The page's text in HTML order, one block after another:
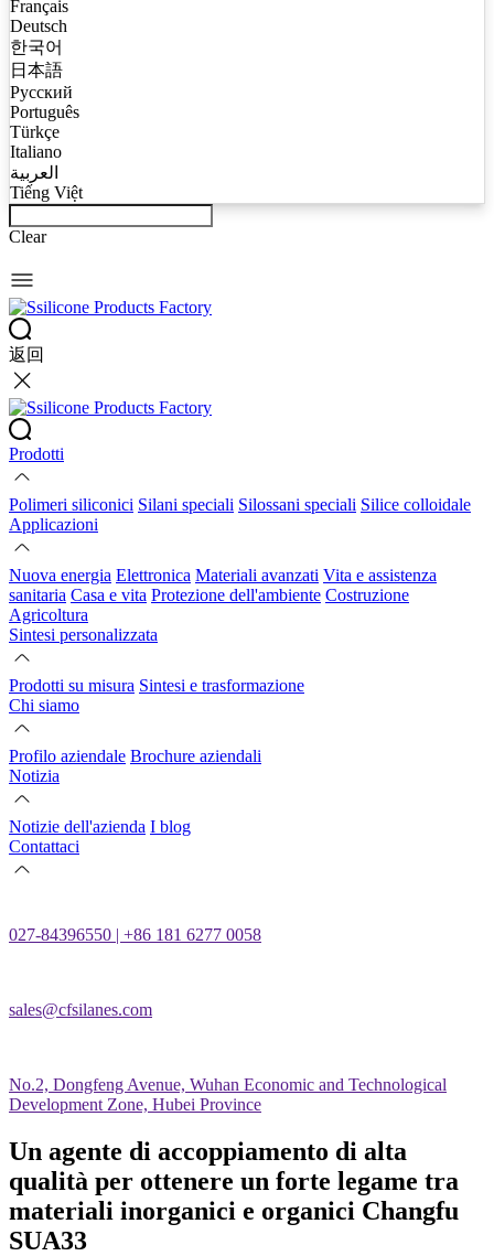
Français
Deutsch
한국어
日本語
Русский
Português
Türkçe
Italiano
العربية
Tiếng Việt
Clear
返回
Prodotti
Polimeri siliconici Silani speciali Silossani speciali Silice colloidale
Applicazioni
Nuova energia Elettronica Materiali avanzati Vita e assistenza
sanitaria Casa e vita Protezione dell'ambiente Costruzione
Agricoltura
Sintesi personalizzata
Prodotti su misura Sintesi e trasformazione
Chi siamo
Profilo aziendale Brochure aziendali
Notizia
Notizie dell'azienda I blog
Contattaci
027-84396550 | +86 181 6277 0058
sales@cfsilanes.com
No.2, Dongfeng Avenue, Wuhan Economic and Technological
Development Zone, Hubei Province
Un agente di accoppiamento di alta
qualità per ottenere un forte legame tra
materiali inorganici e organici Changfu
SUA33